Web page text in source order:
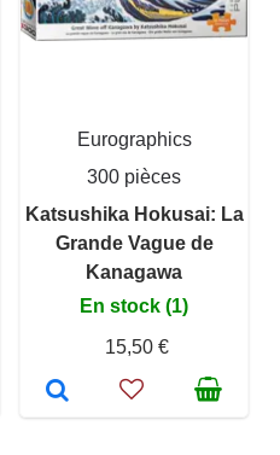
Eurographics
300 pièces
Katsushika Hokusai: La
Grande Vague de
Kanagawa
En stock (1)
15,50 €